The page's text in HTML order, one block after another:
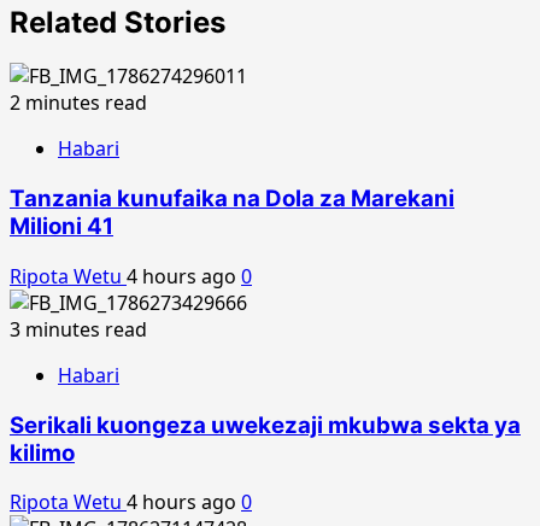
Related Stories
2 minutes read
Habari
Tanzania kunufaika na Dola za Marekani
Milioni 41
Ripota Wetu 4 hours ago 0
3 minutes read
Habari
Serikali kuongeza uwekezaji mkubwa sekta ya
kilimo
Ripota Wetu 4 hours ago 0